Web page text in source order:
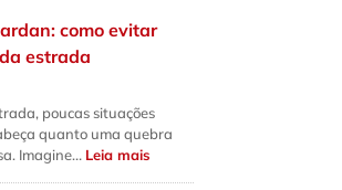
oficina
baixo
como evitar
estrada
poucas situações
quanto uma quebra
Imagine… Leia mais:
Manutenção
de